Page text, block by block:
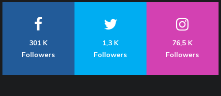
301 K
Followers
1,3 K
Followers
76,5 K
Followers